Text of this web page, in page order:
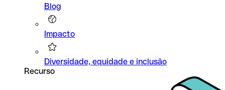
Blog
Impacto
Diversidade, equidade e inclusão
Recurso